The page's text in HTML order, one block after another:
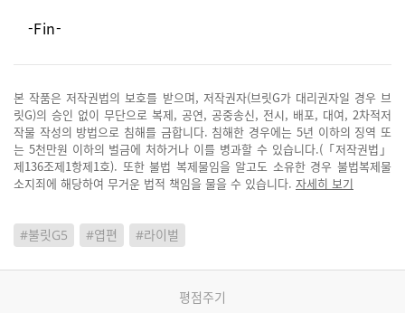
-Fin-
본 작품은 저작권법의 보호를 받으며, 저작권자(브릿G가 대리권자일 경우 브
릿G)의 승인 없이 무단으로 복제, 공연, 공중송신, 전시, 배포, 대여, 2차적저
작물 작성의 방법으로 침해를 금합니다. 침해한 경우에는 5년 이하의 징역 또
는 5천만원 이하의 벌금에 처하거나 이를 병과할 수 있습니다.(「저작권법」
제136조제1항제1호). 또한 불법 복제물임을 알고도 소유한 경우 불법복제물
소지죄에 해당하여 무거운 법적 책임을 물을 수 있습니다. 자세히 보기
#불릿G5 #엽편 #라이벌
평점주기